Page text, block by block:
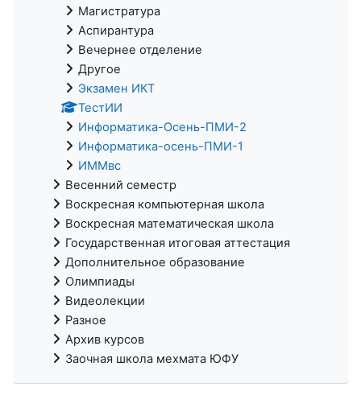
Магистратура
Аспирантура
Вечернее отделение
Другое
Экзамен ИКТ
ТестИИ
Информатика-Осень-ПМИ-2
Информатика-осень-ПМИ-1
ИММвс
Весенний семестр
Воскресная компьютерная школа
Воскресная математическая школа
Государственная итоговая аттестация
Дополнительное образование
Олимпиады
Видеолекции
Разное
Архив курсов
Заочная школа мехмата ЮФУ